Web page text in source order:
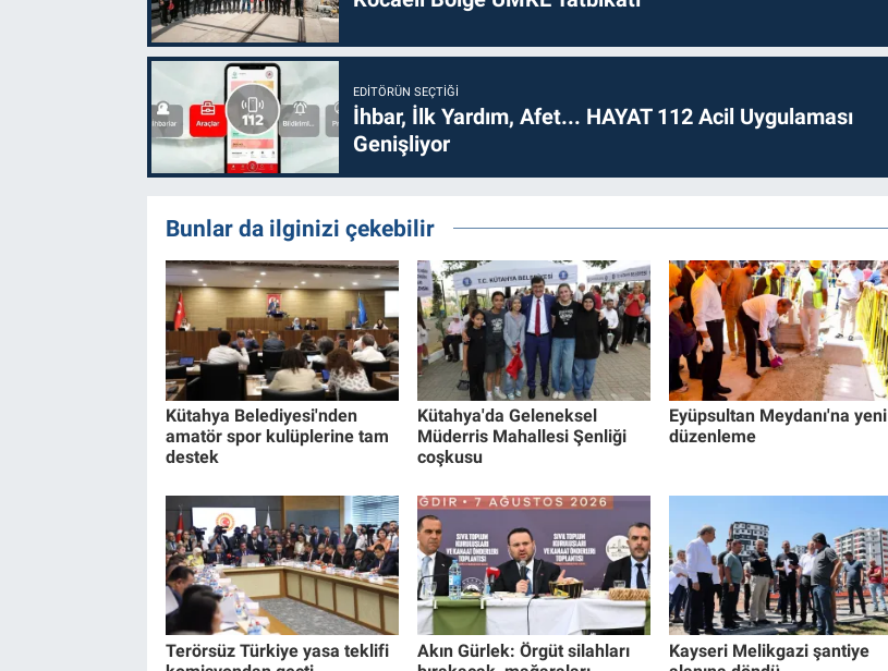
EDITÖRÜN SEÇTIĞI
İhbar, İlk Yardım, Afet... HAYAT 112 Acil Uygulaması
Genişliyor
Bunlar da ilginizi çekebilir
Kütahya Belediyesi'nden
amatör spor kulüplerine tam
destek
Kütahya'da Geleneksel
Müderris Mahallesi Şenliği
coşkusu
Eyüpsultan Meydanı'na yeni
düzenleme
Terörsüz Türkiye yasa teklifi
Akın Gürlek: Örgüt silahları
Kayseri Melikgazi şantiye